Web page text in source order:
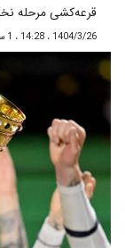
قرعه‌کشی مرحله
1404/3/26 ، 14:28 ، 1 سال پیش